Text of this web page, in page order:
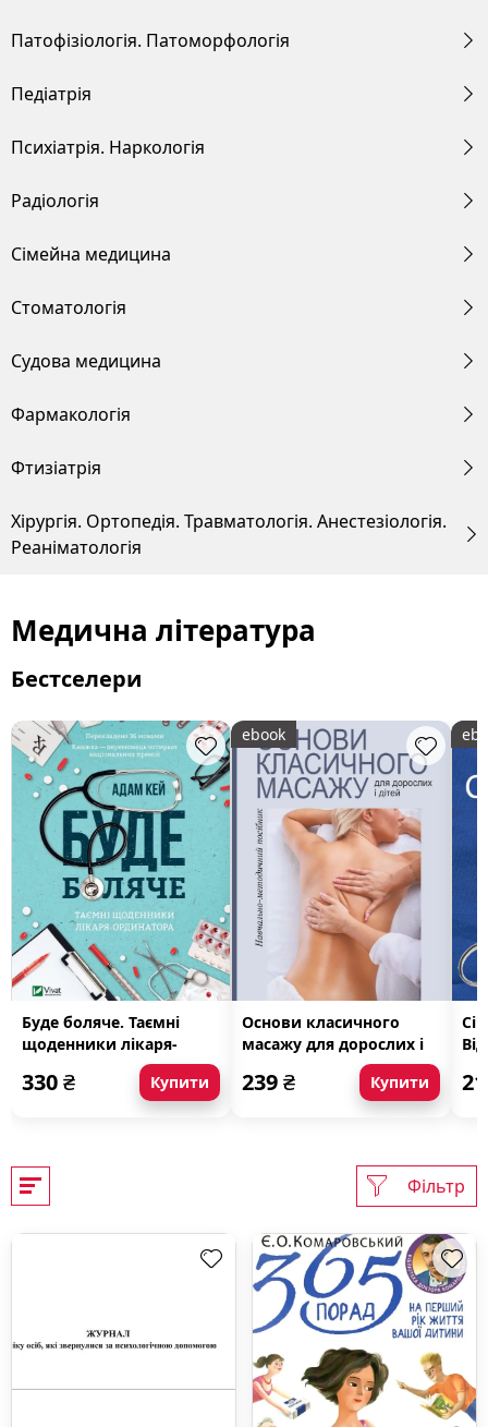
Патофізіологія. Патоморфологія
Педіатрія
Психіатрія. Наркологія
Радіологія
Сімейна медицина
Стоматологія
Судова медицина
Фармакологія
Фтизіатрія
Хірургія. Ортопедія. Травматологія. Анестезіологія.
Реаніматологія
Медична література
Бестселери
Буде боляче. Таємні
щоденники лікаря-
330₴ Купити
ebook
Основи класичного
масажу для дорослих і
дітей. навчально-
методичний посібник
239₴ Купити
Фільтр